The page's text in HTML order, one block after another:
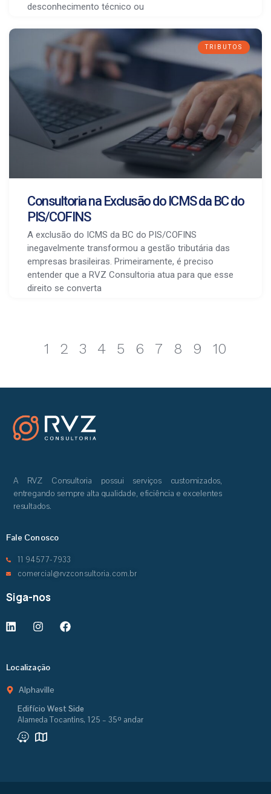
desconhecimento técnico ou
TRIBUTOS
Consultoria na Exclusão do ICMS da BC do
PIS/COFINS
A exclusão do ICMS da BC do PIS/COFINS
inegavelmente transformou a gestão tributária das
empresas brasileiras. Primeiramente, é preciso
entender que a RVZ Consultoria atua para que esse
direito se converta
1 2 3 4 5 6 7 8 9 10
A RVZ Consultoria possui serviços customizados,
entregando sempre alta qualidade, eficiência e excelentes
resultados.
Fale Conosco
11 94577-7933
comercial@rvzconsultoria.com.br
Siga-nos
Localização
Alphaville
Edifício West Side
Alameda Tocantins, 125 – 35º andar